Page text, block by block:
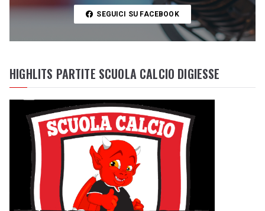
SEGUICI SU FACEBOOK
HIGHLITS PARTITE SCUOLA CALCIO DIGIESSE